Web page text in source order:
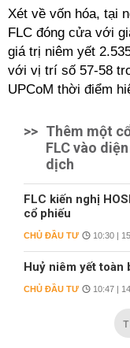
Xét về vốn hóa, tại
FLC đóng cửa với
giá trị niêm yết
với vị trí số 57-58
UPCoM thời điểm
>> Thêm một
FLC vào
dịch
FLC kiến nghị
cổ phiếu
CHỦ ĐẦU TƯ 10:30 |
Huỷ niêm yết toàn
CHỦ ĐẦU TƯ 10:47 |